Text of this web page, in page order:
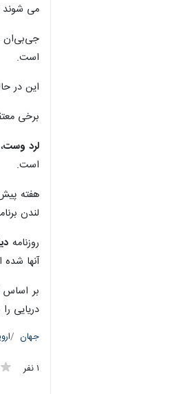
می شوند
است.
این در
برخی
لرد وست
است.
هفته
لندن
روزنامه
آنها شده
بر اساس این
دریایی
جهان
۱ نفر